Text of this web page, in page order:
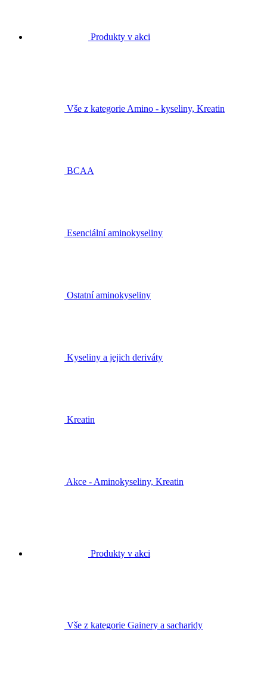
Produkty v akci
Vše z kategorie Amino - kyseliny, Kreatin
BCAA
Esenciální aminokyseliny
Ostatní aminokyseliny
Kyseliny a jejich deriváty
Kreatin
Akce - Aminokyseliny, Kreatin
Produkty v akci
Vše z kategorie Gainery a sacharidy